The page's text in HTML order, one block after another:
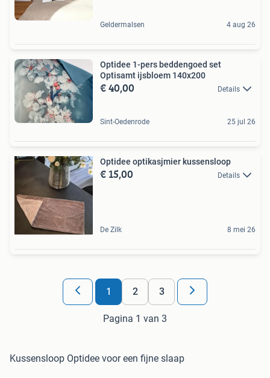
Geldermalsen 4 aug 26
Optidee 1-pers beddengoed set
Optisamt ijsbloem 140x200
€ 40,00 Details
Sint-Oedenrode 25 jul 26
Optidee optikasjmier kussensloop
€ 15,00 Details
De Zilk 8 mei 26
1 2 3
Pagina 1 van 3
Kussensloop Optidee voor een fijne slaap